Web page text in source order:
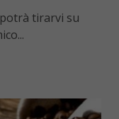
tirarvi su